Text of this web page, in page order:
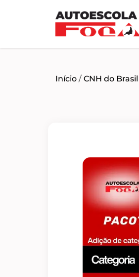
Início / CNH do Brasil